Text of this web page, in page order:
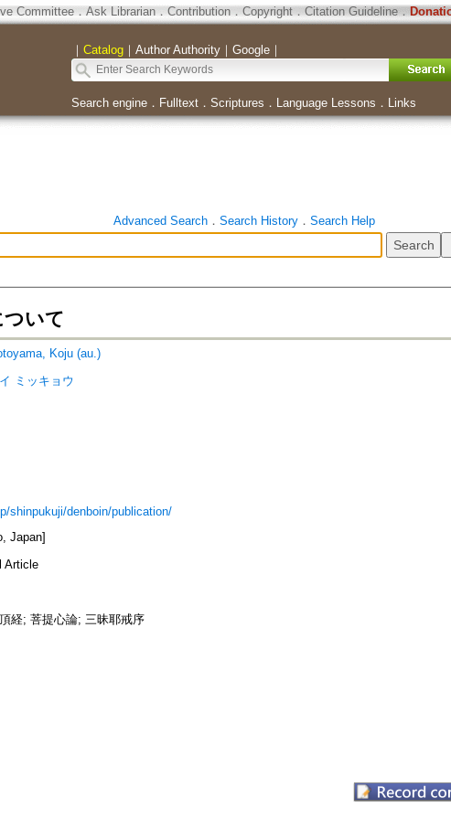
Committee． Ask Librarian． Contribution．Copyright．Citation Guideline．
｜ Catalog｜ Author Authority｜ Google｜
Search engine． Fulltext． Scriptures ． Language Lessons ． Links
Advanced Search． Search History． Search Help
いて
Koju (au.)
ミッキョウ
shinpukuji/denboin/publication/
Japan]
Article
経; 菩提心論; 三昧耶戒序